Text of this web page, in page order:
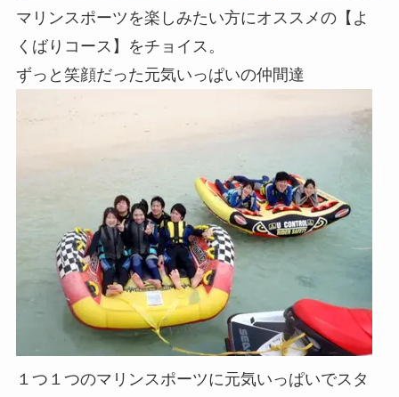
マリンスポーツを楽しみたい方にオススメの【よ
くばりコース】をチョイス。
ずっと笑顔だった元気いっぱいの仲間達
１つ１つのマリンスポーツに元気いっぱいでスタ